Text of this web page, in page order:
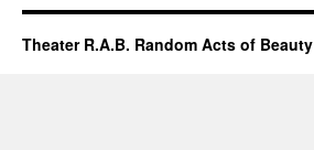
Theater R.A.B. Random Acts of Beauty